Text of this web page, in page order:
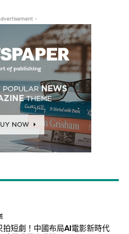
-
拍短劇！中國布局AI電影新時代